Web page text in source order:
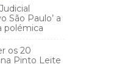
São Paulo’ a
polémica
os 20
Pinto Leite